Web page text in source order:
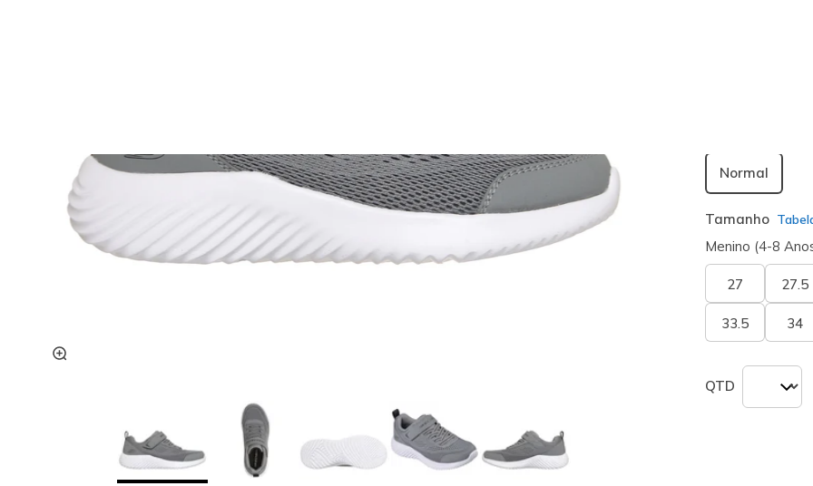
Normal
Tamanho
Menino (4-8
27 27.5
33.5 34
QTD